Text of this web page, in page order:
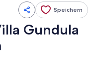
Speichern
Gundula